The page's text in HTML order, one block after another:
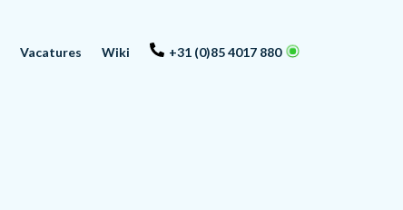
Vacatures Wiki +31 (0)85 4017 880